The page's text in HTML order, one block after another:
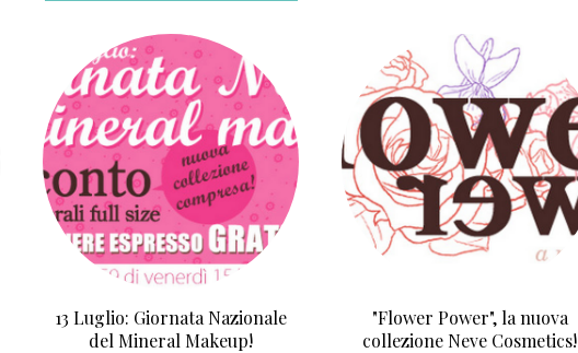
13 Luglio: Giornata Nazionale
del Mineral Makeup!
"Flower Power", la nuova
collezione Neve Cosmetics!